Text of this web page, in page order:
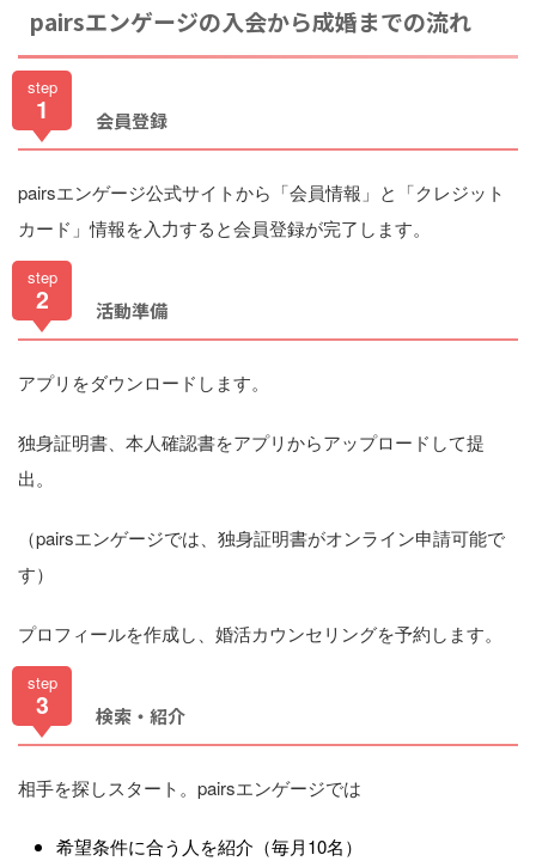
pairsエンゲージの入会から成婚までの流れ
step
1 会員登録
pairsエンゲージ公式サイトから「会員情報」と「クレジット
カード」情報を入力すると会員登録が完了します。
step
2 活動準備
アプリをダウンロードします。
独身証明書、本人確認書をアプリからアップロードして提
出。
（pairsエンゲージでは、独身証明書がオンライン申請可能で
す）
プロフィールを作成し、婚活カウンセリングを予約します。
step
3 検索・紹介
相手を探しスタート。pairsエンゲージでは
希望条件に合う人を紹介（毎月10名）